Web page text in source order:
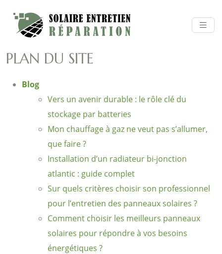
PLAN DU SITE
Blog
Vers un avenir durable : le rôle clé du
stockage par batteries
Mon chauffage à gaz ne veut pas s’allumer,
que faire ?
Installation d’un radiateur bi-jonction
atlantic : guide complet
Sur quels critères choisir son professionnel
pour l’entretien des panneaux solaires ?
Comment choisir les meilleurs panneaux
solaires pour répondre à vos besoins
énergétiques ?